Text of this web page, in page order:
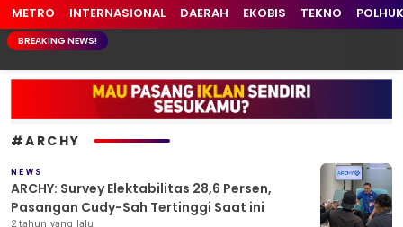
readnews.id
Berita Terkini, Update Terbaru Hari ini dari Indonesia dan Dunia
METRO INTERNASIONAL DAERAH EKOBIS TEKNO
BREAKING NEWS!
#ARCHY
NEWS
ARCHY: Survey Elektabilitas 28,6 Persen,
Pasangan Cudy-Sah Tertinggi Saat ini
2 tahun yang lalu